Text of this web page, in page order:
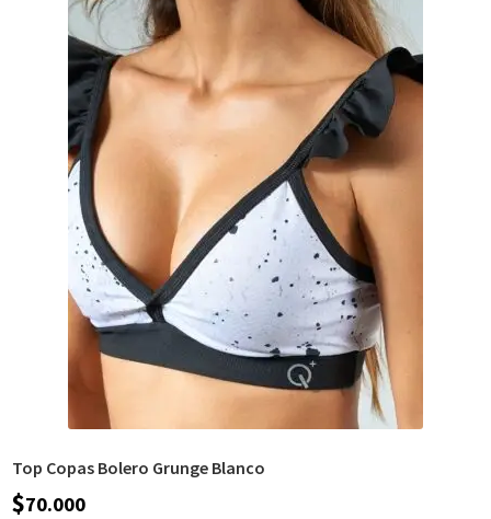
Top Copas Bolero Grunge Blanco
$70.000